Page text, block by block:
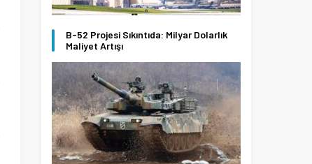
B-52 Projesi Sıkıntıda: Milyar Dolarlık
Maliyet Artışı